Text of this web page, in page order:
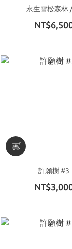
永生雪松森林
許願樹 #3